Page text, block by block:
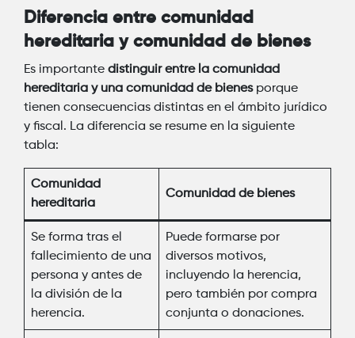
Diferencia entre comunidad
hereditaria y comunidad de bienes
Es importante distinguir entre la comunidad
hereditaria y una comunidad de bienesporque
tienen consecuencias distintas en el ámbito jurídico
y fiscal. La diferencia se resume en la siguiente
tabla:
Comunidad
hereditaria
Comunidad de bienes
Se forma tras el
fallecimiento de una
persona y antes de
la división de la
herencia.
Puede formarse por
diversos motivos,
incluyendo la herencia,
pero también por compra
conjunta o donaciones.